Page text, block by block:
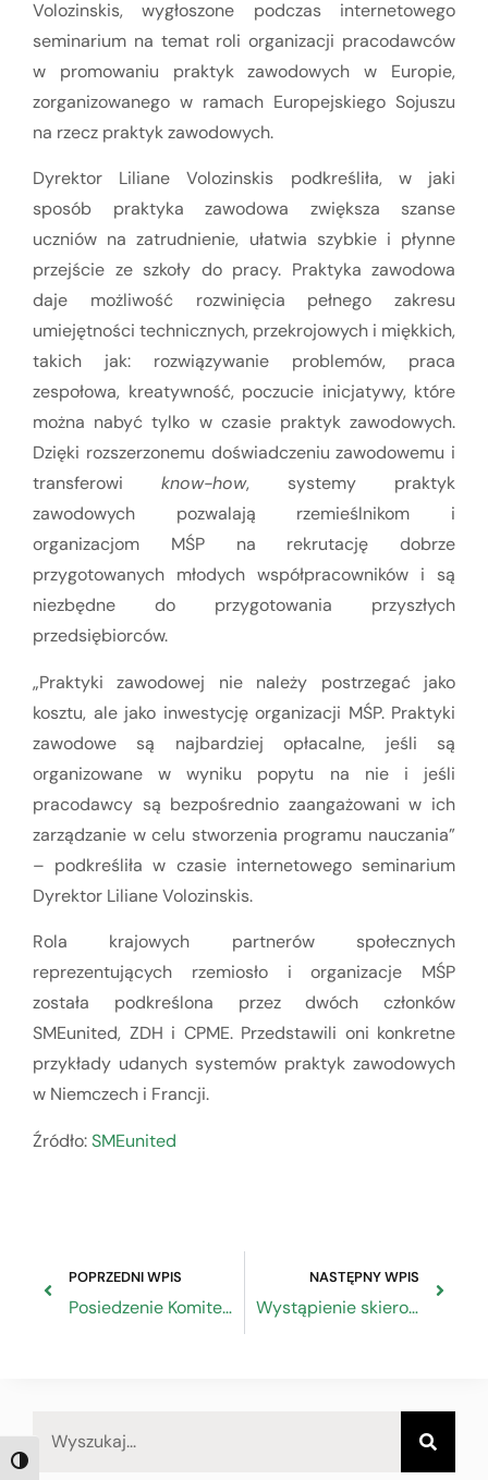
TOGGLE HIGH CONTRAST
Volozinskis, wygłoszone podczas internetowego
seminarium na temat roli organizacji pracodawców
w promowaniu praktyk zawodowych w Europie,
zorganizowanego w ramach Europejskiego Sojuszu
na rzecz praktyk zawodowych.
Dyrektor Liliane Volozinskis podkreśliła, w jaki
sposób praktyka zawodowa zwiększa szanse
uczniów na zatrudnienie, ułatwia szybkie i płynne
przejście ze szkoły do pracy. Praktyka zawodowa
daje możliwość rozwinięcia pełnego zakresu
umiejętności technicznych, przekrojowych i miękkich,
takich jak: rozwiązywanie problemów, praca
zespołowa, kreatywność, poczucie inicjatywy, które
można nabyć tylko w czasie praktyk zawodowych.
Dzięki rozszerzonemu doświadczeniu zawodowemu i
transferowi know-how, systemy praktyk
zawodowych pozwalają rzemieślnikom i
organizacjom MŚP na rekrutację dobrze
przygotowanych młodych współpracowników i są
niezbędne do przygotowania przyszłych
przedsiębiorców.
„Praktyki zawodowej nie należy postrzegać jako
kosztu, ale jako inwestycję organizacji MŚP. Praktyki
zawodowe są najbardziej opłacalne, jeśli są
organizowane w wyniku popytu na nie i jeśli
pracodawcy są bezpośrednio zaangażowani w ich
zarządzanie w celu stworzenia programu nauczania”
– podkreśliła w czasie internetowego seminarium
Dyrektor Liliane Volozinskis.
Rola krajowych partnerów społecznych
reprezentujących rzemiosło i organizacje MŚP
została podkreślona przez dwóch członków
SMEunited, ZDH i CPME. Przedstawili oni konkretne
przykłady udanych systemów praktyk zawodowych
w Niemczech i Francji.
Źródło:SMEunited
POPRZEDNI WPIS
Posiedzenie Komitetu Monitorującego Programu Operacyjnego Wiedza Edukacja Rozwój 2014-2020
NASTĘPNY WPIS
Wystąpienie skierowane do Ministra Rozwoju, Pracy i Technologii w sprawie ograniczenia w samodzielnym poruszaniu się dzieci w wieku do 16 lat